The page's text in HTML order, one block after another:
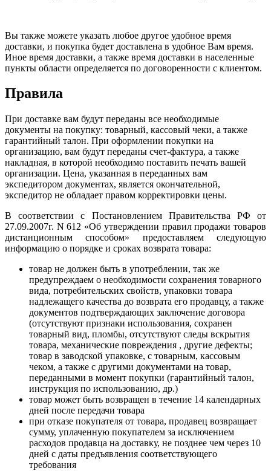
Вы также можете указать любое другое удобное время
доставки, и покупка будет доставлена в удобное Вам время.
Иное время доставки, а также время доставки в населенные
пункты области определяется по договоренности с клиентом.
Правила
При доставке вам будут переданы все необходимые
документы на покупку: товарный, кассовый чеки, а также
гарантийный талон. При оформлении покупки на
организацию, вам будут переданы счет-фактура, а также
накладная, в которой необходимо поставить печать вашей
организации. Цена, указанная в переданных вам
экспедитором документах, является окончательной,
экспедитор не обладает правом корректировки цены.
В соответствии с Постановлением Правительства РФ от
27.09.2007г. N 612 «Об утверждении правил продажи товаров
дистанционным способом» предоставляем следующую
информацию о порядке и сроках возврата товара:
товар не должен быть в употреблении, так же
предупреждаем о необходимости сохранения товарного
вида, потребительских свойств, упаковки товара
надлежащего качества до возврата его продавцу, а также
документов подтверждающих заключение договора
(отсутствуют признаки использования, сохранен
товарный вид, пломбы, отсутствуют следы вскрытия
товара, механические повреждения , другие дефекты;
товар в заводской упаковке, с товарным, кассовым
чеком, а также с другими документами на товар,
переданными в момент покупки (гарантийный талон,
инструкция по использованию, др.)
товар может быть возвращен в течение 14 календарных
дней после передачи товара
при отказе покупателя от товара, продавец возвращает
сумму, уплаченную покупателем за исключением
расходов продавца на доставку, не позднее чем через 10
дней с даты предъявления соответствующего
требования